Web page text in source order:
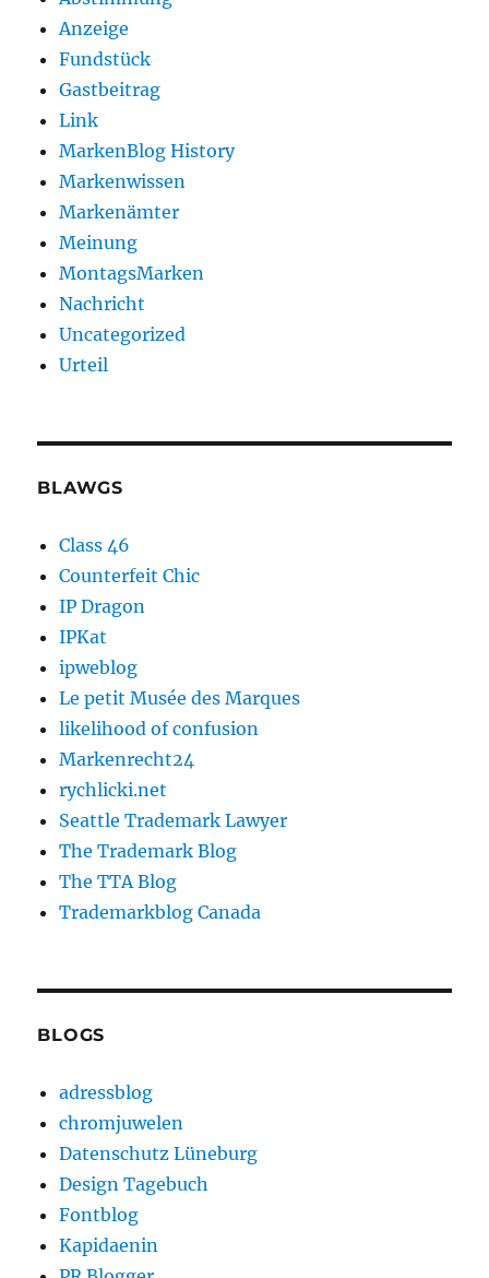
Anzeige
Fundstück
Gastbeitrag
Link
MarkenBlog History
Markenwissen
Markenämter
Meinung
MontagsMarken
Nachricht
Uncategorized
Urteil
BLAWGS
Class 46
Counterfeit Chic
IP Dragon
IPKat
ipweblog
Le petit Musée des Marques
likelihood of confusion
Markenrecht24
rychlicki.net
Seattle Trademark Lawyer
The Trademark Blog
The TTA Blog
Trademarkblog Canada
BLOGS
adressblog
chromjuwelen
Datenschutz Lüneburg
Design Tagebuch
Fontblog
Kapidaenin